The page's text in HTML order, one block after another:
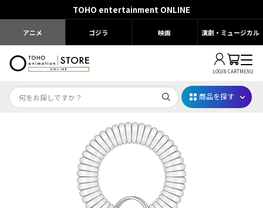
TOHO entertainment ONLINE
アニメ ゴジラ 映画 演劇・ミュージカル
LOGIN CARTMENU
Dr.STONE STONE FES.2026
じゅじゅフェス 2026
商品を探す